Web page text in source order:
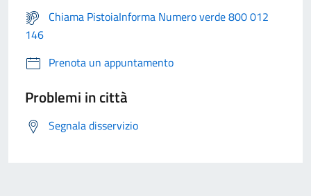
Chiama PistoiaInforma Numero verde 800 012
146
Prenota un appuntamento
Problemi in città
Segnala disservizio